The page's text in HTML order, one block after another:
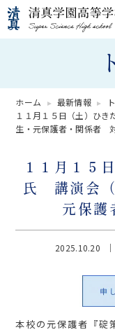
ホーム 最新情報
１１月１５日（土）ひ
生・元保護者・関係者 対
１１月１５
氏 講演会（
元保護
2025.10.20
本校の元保護者『